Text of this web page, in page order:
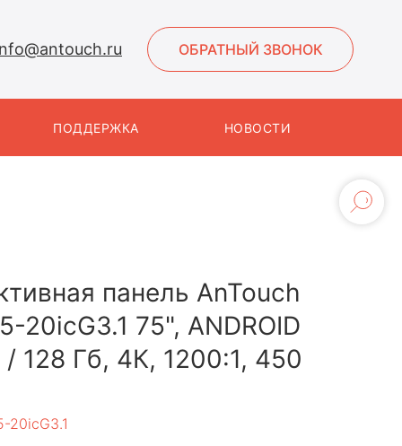
ОБРАТНЫЙ ЗВОНОК
ПОДДЕРЖКА НОВОСТИ
панель AnTouch
20iсG3.1 75", ANDROID
/ 128 Гб, 4К, 1200:1, 450
20iсG3.1